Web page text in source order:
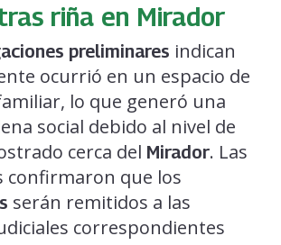
riña en Mirador
preliminares indican
ocurrió en un espacio de
lo que generó una
social debido al nivel de
cerca del Mirador. Las
confirmaron que los
serán remitidos a las
correspondientes